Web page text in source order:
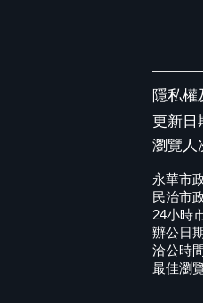
隱私權
更新日
瀏覽人
永華市
民治市
24小時
辦公日
洽公時
最佳瀏